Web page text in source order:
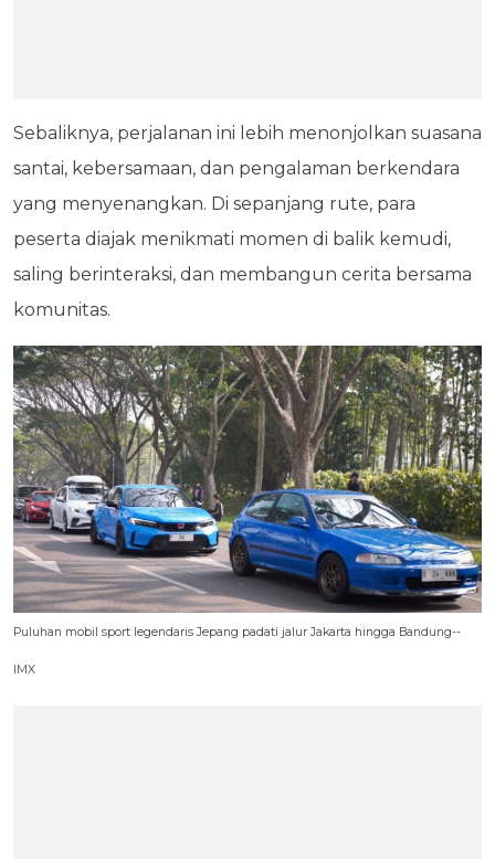
Sebaliknya, perjalanan ini lebih menonjolkan suasana
santai, kebersamaan, dan pengalaman berkendara
yang menyenangkan. Di sepanjang rute, para
peserta diajak menikmati momen di balik kemudi,
saling berinteraksi, dan membangun cerita bersama
komunitas.
Puluhan mobil sport legendaris Jepang padati jalur Jakarta hingga Bandung--
IMX